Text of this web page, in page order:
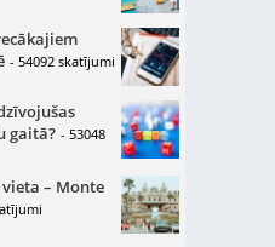
- 54092 skatījumi
gaitā? - 53048
– Monte